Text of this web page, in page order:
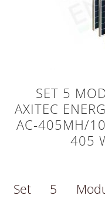
SET 5
AXITEC
AC-405MH/
405
Set 5